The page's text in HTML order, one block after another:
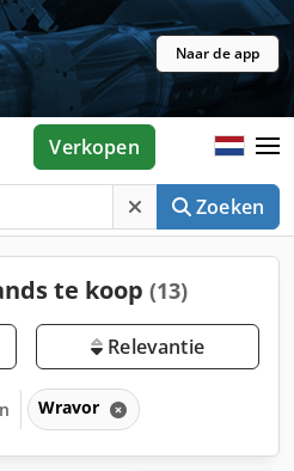
Naar de app
Zoeken
Verkopen
te koop (13)
Relevantie
Wravor